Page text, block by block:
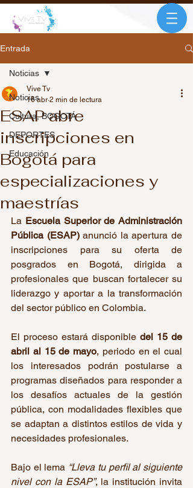
Entrada
Noticias
Cultura, BOGOTÁ
DEPORTES
Educación
Noticias
ESAP abre
inscripciones en
Bogotá para
especializaciones y
maestrías
Vive Tv
16 abr 2 min de lectura
La Escuela Superior de Administración
Pública (ESAP) anunció la apertura de
inscripciones para su oferta de
posgrados en Bogotá, dirigida a
profesionales que buscan fortalecer su
liderazgo y aportar a la transformación
del sector público en Colombia.
El proceso estará disponible del 15 de
abril al 15 de mayo, periodo en el cual
los interesados podrán postularse a
programas diseñados para responder a
los desafíos actuales de la gestión
pública, con modalidades flexibles que
se adaptan a distintos estilos de vida y
necesidades profesionales.
Bajo el lema “Lleva tu perfil al siguiente
nivel con la ESAP”, la institución invita